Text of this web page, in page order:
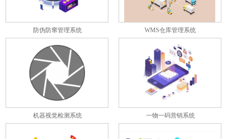
防伪防窜管理系统 WMS仓库管理系统
机器视觉检测系统 一物一码营销系统